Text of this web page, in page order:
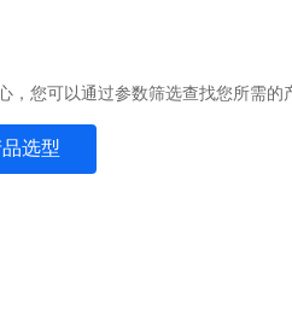
，您可以通过参数筛选查找您所需的
选型